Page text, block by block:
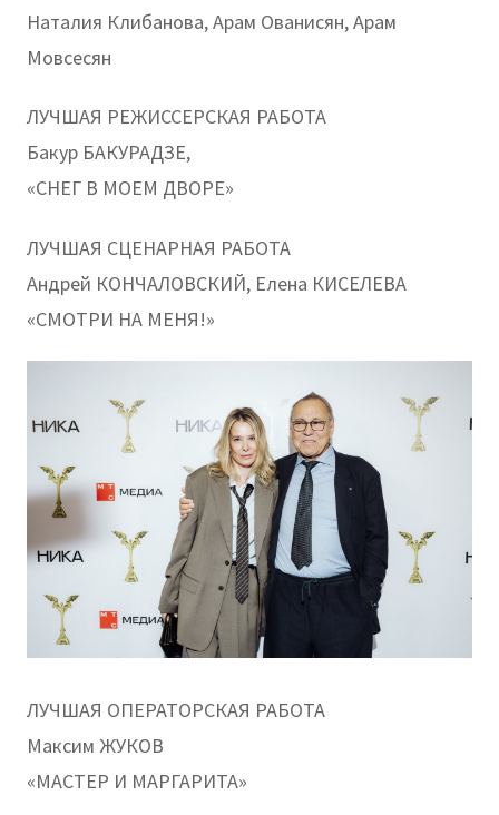
Наталия Клибанова, Арам Ованисян, Арам
Мовсесян
ЛУЧШАЯ РЕЖИССЕРСКАЯ РАБОТА
Бакур БАКУРАДЗЕ,
«СНЕГ В МОЕМ ДВОРЕ»
ЛУЧШАЯ СЦЕНАРНАЯ РАБОТА
Андрей КОНЧАЛОВСКИЙ, Елена КИСЕЛЕВА
«СМОТРИ НА МЕНЯ!»
ЛУЧШАЯ ОПЕРАТОРСКАЯ РАБОТА
Максим ЖУКОВ
«МАСТЕР И МАРГАРИТА»